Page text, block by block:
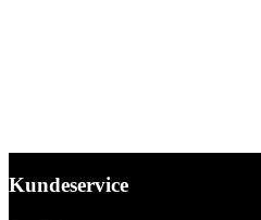
Kundeservice